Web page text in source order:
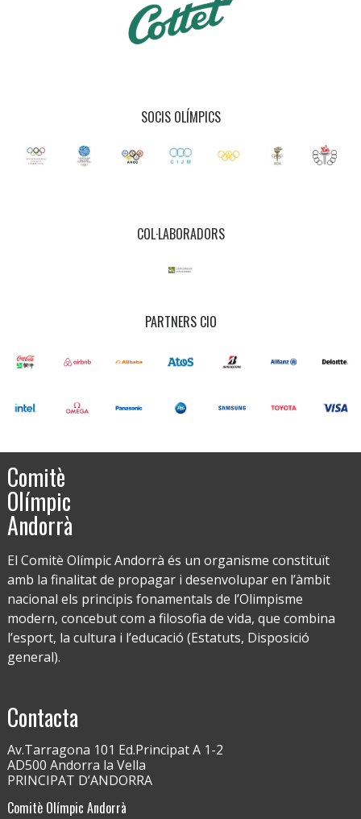
SOCIS OLÍMPICS
COL·LABORADORS
PARTNERS CIO
Comitè
Olímpic
Andorrà
El Comitè Olímpic Andorrà és un organisme constituït
amb la finalitat de propagar i desenvolupar en l’àmbit
nacional els principis fonamentals de l’Olimpisme
modern, concebut com a filosofia de vida, que combina
l’esport, la cultura i l’educació (Estatuts, Disposició
general).
Contacta
Av.Tarragona 101 Ed.Principat A 1-2
AD500 Andorra la Vella
PRINCIPAT D’ANDORRA
Comitè Olímpic Andorrà